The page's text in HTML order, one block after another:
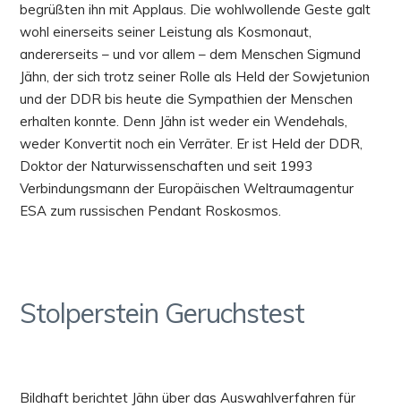
begrüßten ihn mit Applaus. Die wohlwollende Geste galt
wohl einerseits seiner Leistung als Kosmonaut,
andererseits – und vor allem – dem Menschen Sigmund
Jähn, der sich trotz seiner Rolle als Held der Sowjetunion
und der DDR bis heute die Sympathien der Menschen
erhalten konnte. Denn Jähn ist weder ein Wendehals,
weder Konvertit noch ein Verräter. Er ist Held der DDR,
Doktor der Naturwissenschaften und seit 1993
Verbindungsmann der Europäischen Weltraumagentur
ESA zum russischen Pendant Roskosmos.
Stolperstein Geruchstest
Bildhaft berichtet Jähn über das Auswahlverfahren für